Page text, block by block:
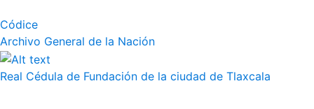
Códice
Archivo General de la Nación
Real Cédula de Fundación de la ciudad de Tlaxcala